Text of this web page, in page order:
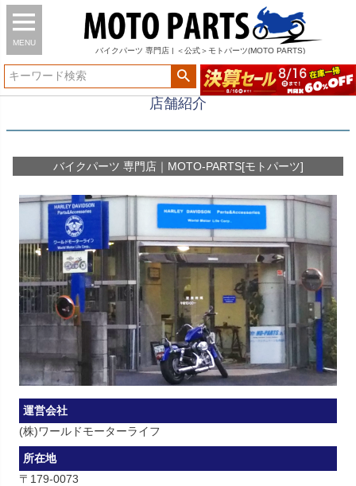
MENU
バイク パーツ 専門店 | ＜公式＞モトパーツ(MOTO PARTS)
店舗紹介
バイクパーツ 専門店｜MOTO-PARTS[モトパーツ]
運営会社
(株)ワールドモーターライフ
所在地
〒179-0073